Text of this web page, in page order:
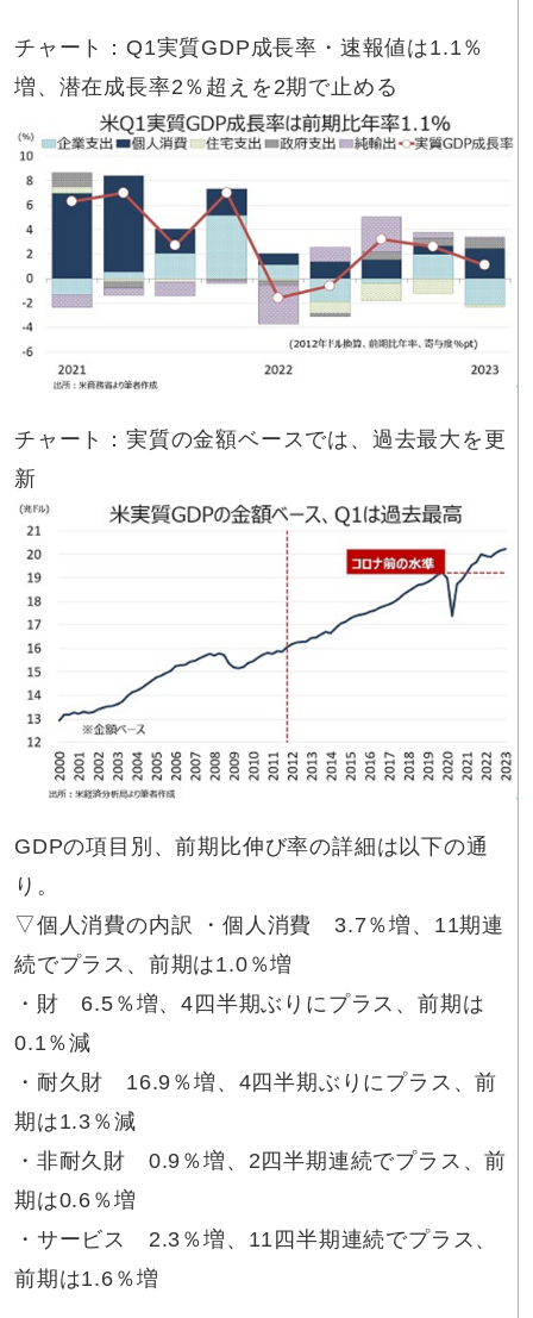
チャート：Q1実質GDP成長率・速報値は1.1％
増、潜在成長率2％超えを2期で止める
チャート：実質の金額ベースでは、過去最大を更
新
GDPの項目別、前期比伸び率の詳細は以下の通
り。
▽個人消費の内訳 ・個人消費 3.7％増、11期連
続でプラス、前期は1.0％増
・財 6.5％増、4四半期ぶりにプラス、前期は
0.1％減
・耐久財 16.9％増、4四半期ぶりにプラス、前
期は1.3％減
・非耐久財 0.9％増、2四半期連続でプラス、前
期は0.6％増
・サービス 2.3％増、11四半期連続でプラス、
前期は1.6％増